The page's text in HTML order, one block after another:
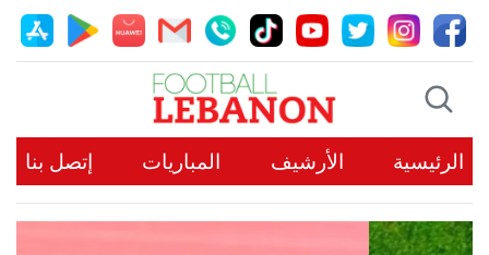
الرئيسية الأرشيف المباريات إتصل بنا